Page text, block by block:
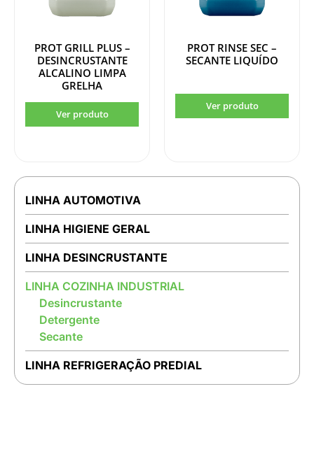
LINHA AUTOMOTIVA
LINHA HIGIENE GERAL
LINHA DESINCRUSTANTE
LINHA COZINHA INDUSTRIAL
Desincrustante
Detergente
Secante
LINHA REFRIGERAÇÃO PREDIAL
PROT GRILL PLUS –
DESINCRUSTANTE
ALCALINO LIMPA
GRELHA
PROT RINSE SEC –
SECANTE LIQUÍDO